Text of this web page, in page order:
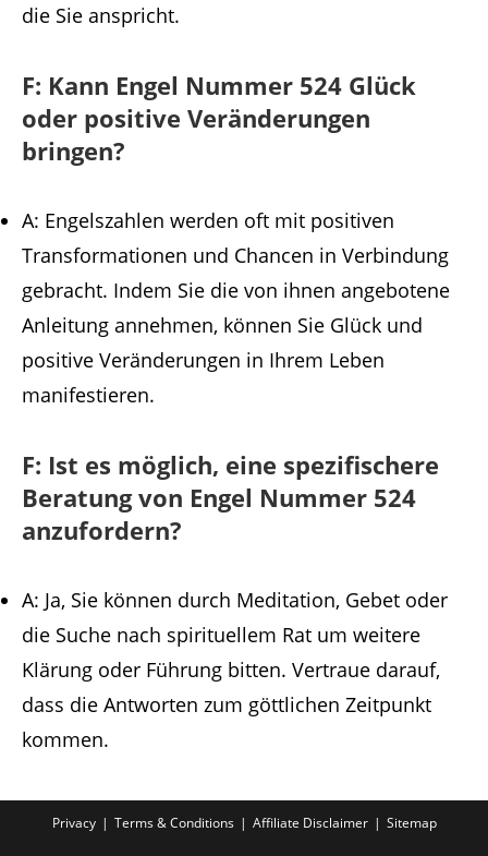
die Sie anspricht.
F: Kann Engel Nummer 524 Glück
oder positive Veränderungen
bringen?
A: Engelszahlen werden oft mit positiven
Transformationen und Chancen in Verbindung
gebracht. Indem Sie die von ihnen angebotene
Anleitung annehmen, können Sie Glück und
positive Veränderungen in Ihrem Leben
manifestieren.
F: Ist es möglich, eine spezifischere
Beratung von Engel Nummer 524
anzufordern?
A: Ja, Sie können durch Meditation, Gebet oder
die Suche nach spirituellem Rat um weitere
Klärung oder Führung bitten. Vertraue darauf,
dass die Antworten zum göttlichen Zeitpunkt
kommen.
Privacy Terms & Conditions Affiliate Disclaimer Sitemap